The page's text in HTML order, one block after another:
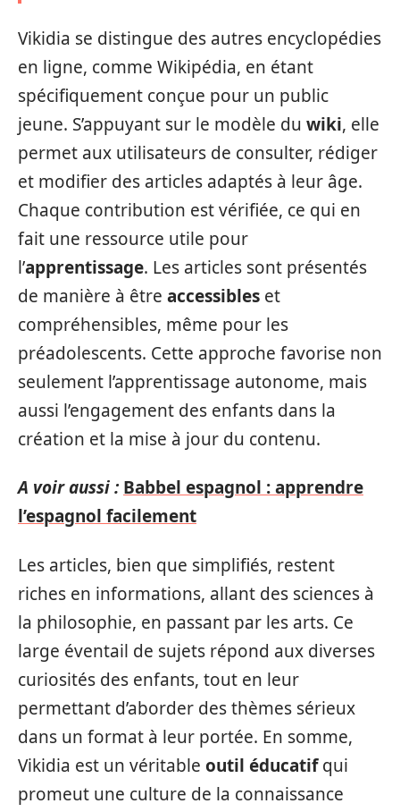
Vikidia se distingue des autres encyclopédies
en ligne, comme Wikipédia, en étant
spécifiquement conçue pour un public
jeune. S’appuyant sur le modèle du wiki, elle
permet aux utilisateurs de consulter, rédiger
et modifier des articles adaptés à leur âge.
Chaque contribution est vérifiée, ce qui en
fait une ressource utile pour
l’apprentissage. Les articles sont présentés
de manière à être accessibles et
compréhensibles, même pour les
préadolescents. Cette approche favorise non
seulement l’apprentissage autonome, mais
aussi l’engagement des enfants dans la
création et la mise à jour du contenu.
A voir aussi : Babbel espagnol : apprendre
l’espagnol facilement
Les articles, bien que simplifiés, restent
riches en informations, allant des sciences à
la philosophie, en passant par les arts. Ce
large éventail de sujets répond aux diverses
curiosités des enfants, tout en leur
permettant d’aborder des thèmes sérieux
dans un format à leur portée. En somme,
Vikidia est un véritable outil éducatifqui
promeut une culture de la connaissance